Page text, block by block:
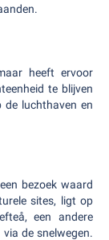
heeft ervoor
te blijven
de luchthaven en
bezoek waard
sites, ligt op
een andere
de snelwegen.